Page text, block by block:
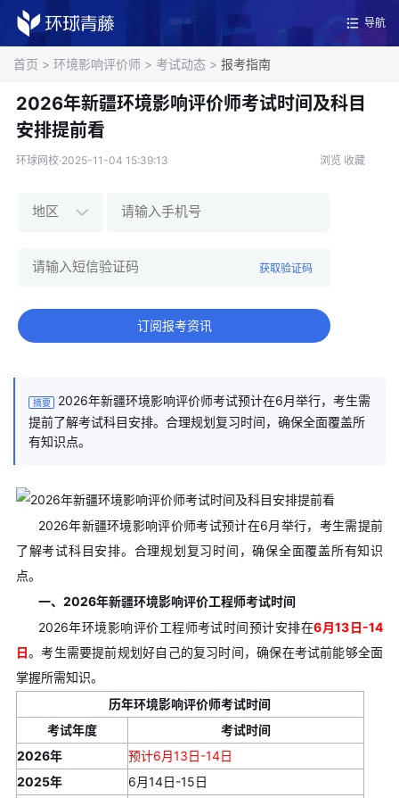
导航
首页 > 环境影响评价师 > 考试动态 > 报考指南
2026年新疆环境影响评价师考试时间及科目
安排提前看
环球网校·2025-11-04 15:39:13 浏览 收藏
获取验证码
订阅报考资讯
摘要
2026年新疆环境影响评价师考试预计在6月举行，考生需
提前了解考试科目安排。合理规划复习时间，确保全面覆盖所
有知识点。
2026年新疆环境影响评价师考试预计在6月举行，考生需提前
了解考试科目安排。合理规划复习时间，确保全面覆盖所有知识
点。
一、2026年新疆环境影响评价工程师考试时间
2026年环境影响评价工程师考试时间预计安排在6月13日-14
日。考生需要提前规划好自己的复习时间，确保在考试前能够全面
掌握所需知识。
历年环境影响评价师考试时间
考试年度
考试时间
2026年
预计6月13日-14日
2025年
6月14日-15日